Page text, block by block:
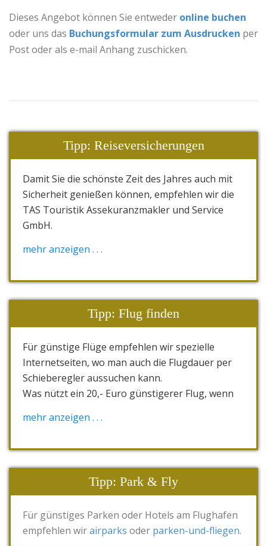
Dieses Angebot können Sie entweder online buchen
oder uns das Buchungsformular zum Ausdrucken per
Post oder als e-mail Anhang zuschicken.
Tipp: Reiseversicherungen
Damit Sie die schönste Zeit des Jahres auch mit
Sicherheit genießen können, empfehlen wir die
TAS Touristik Assekuranzmakler und Service
GmbH.
Versicherung" nennt sich TAS.einmalschutz.
Das Komplettpaket als eine Kombination aus
Versicherung" mit "Reisekranken-Versicherung"
und "Gepäck-Versicherung" inklusiv "24-Stunden-
tas.vollschutz.
Versicherungen gibt es für Singles oder
Paare/Familien in den Altersgruppen bis 65, ab
nach unterschiedlichen Gesamtreispreisen.
mehr anzeigen . . .
Tipp: Flug finden
Für günstige Flüge empfehlen wir spezielle
Internetseiten, wo man auch die Flugdauer per
Schieberegler aussuchen kann.
Was nützt ein 20,- Euro günstigerer Flug, wenn
skyscanner
mehr anzeigen . . .
Tipp: Park & Fly
Für günstiges Parken oder Hotels am Flughafen
empfehlen wirairparks oder parken-und-fliegen.